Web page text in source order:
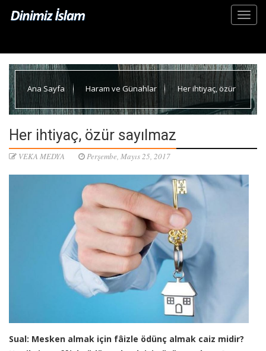
Ana Sayfa Haram ve Günahlar Her ihtiyaç, özür
Her ihtiyaç, özür sayılmaz
VEKA MEDYA Perşembe, Mayıs 25, 2017
Sual: Mesken almak için fâizle ödünç almak caiz midir?